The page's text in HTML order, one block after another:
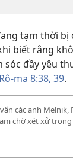
tạm thời bị
biết rằng
sóc đầy yêu
Rô-ma 8:38, 39.
các anh Melnik,
chờ xét xử